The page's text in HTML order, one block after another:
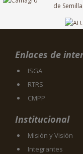
Enlaces de
ISGA
RTRS
CMPP
Institucional
Misión y Visión
Integrantes